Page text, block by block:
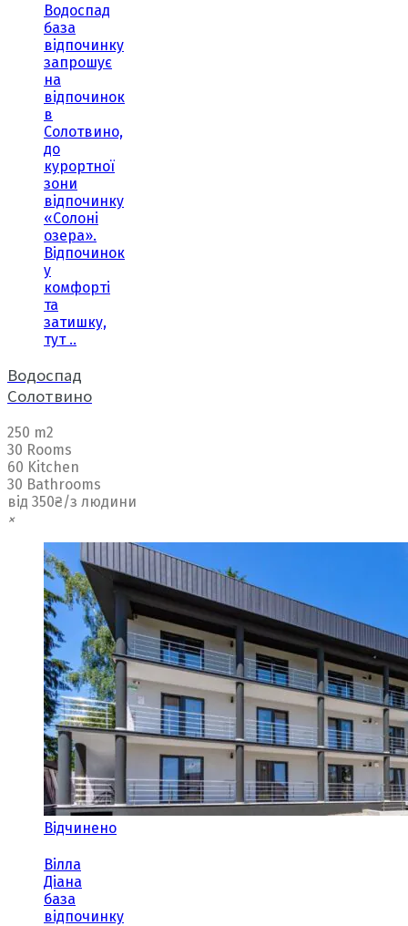
Водоспад
база
відпочинку
запрошує
на
відпочинок
в
Солотвино,
до
курортної
зони
відпочинку
«Солоні
озера».
Відпочинок
у
комфорті
та
затишку,
тут ..
Водоспад
Солотвино
250 m2
30 Rooms
60 Kitchen
30 Bathrooms
від 350₴/з людини
×
Відчинено
Вілла
Діана
база
відпочинку